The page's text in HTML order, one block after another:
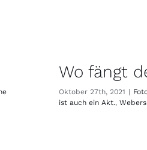
Wo fängt
Oktober 27th, 2021 |
ist auch ein Akt.,